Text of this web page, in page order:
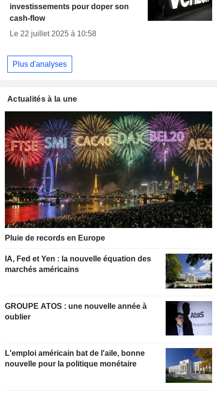
investissements pour doper son
cash-flow
Le 22 juillet 2025 à 10:58
Plus d'analyses
Actualités à la une
Pluie de records en Europe
IA, Fed et Yen : la nouvelle équation des
marchés américains
GROUPE ATOS : une nouvelle année à
oublier
L'emploi américain bat de l'aile, bonne
nouvelle pour la politique monétaire